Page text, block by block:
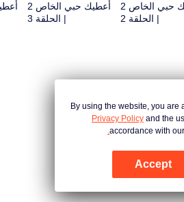
أعطيك حبي الخاص 2
| الحلقة 2
أعطيك حبي الخاص 2
| الحلقة 3
By using the website, you are
Privacy Policy and the
accordance with our
Accept